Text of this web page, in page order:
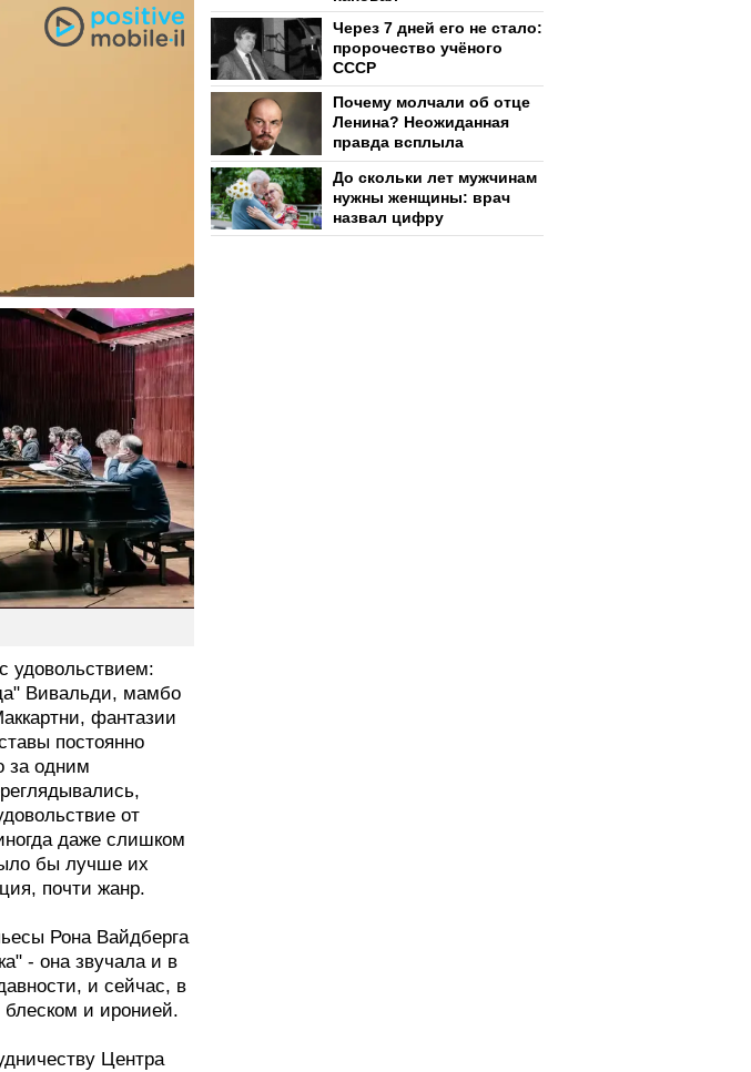
удовольствием:
Вивальди, мамбо
фантазии
постоянно
за одним
от
даже слишком
бы лучше их
почти жанр.
Рона Вайдберга
- она звучала и в
и сейчас, в
блеском и иронией.
Центра